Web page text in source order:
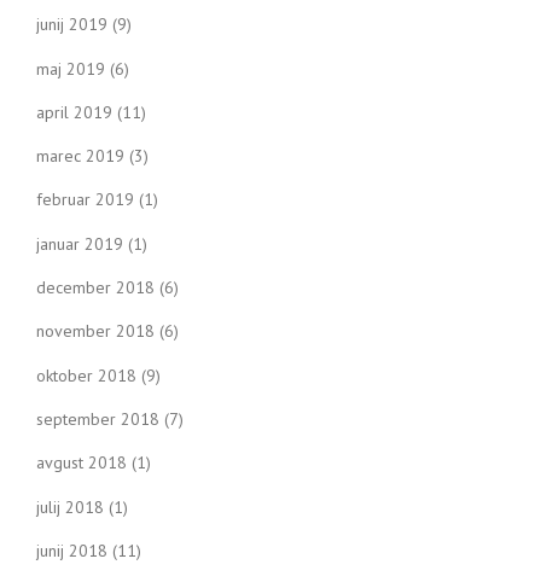
junij 2019 (9)
maj 2019 (6)
april 2019 (11)
marec 2019 (3)
februar 2019 (1)
januar 2019 (1)
december 2018 (6)
november 2018 (6)
oktober 2018 (9)
september 2018 (7)
avgust 2018 (1)
julij 2018 (1)
junij 2018 (11)